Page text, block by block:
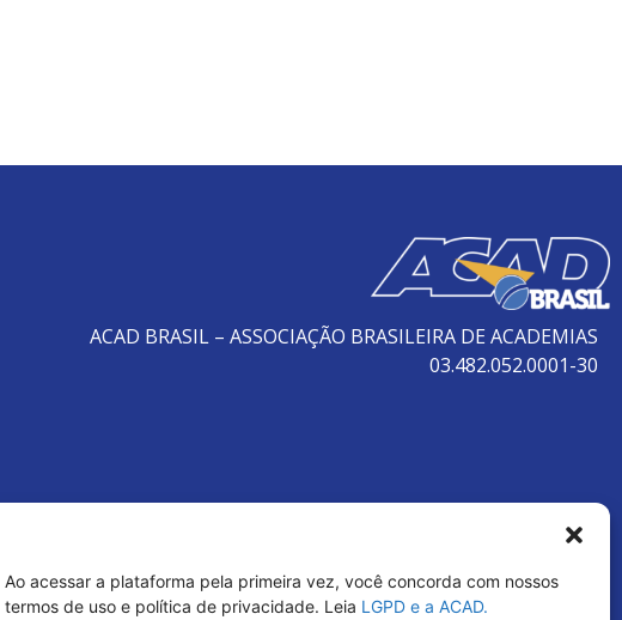
Ao acessar a plataforma pela primeira vez, você concorda com nossos
termos de uso e política de privacidade. Leia LGPD e a ACAD.
ACAD BRASIL – ASSOCIAÇÃO BRASILEIRA DE ACADEMIAS
03.482.052.0001-30